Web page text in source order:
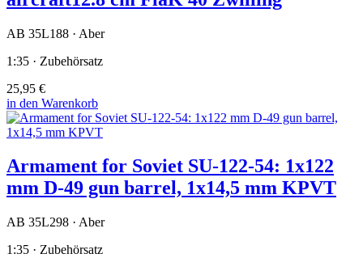
AB 35L188 · Aber
1:35 · Zubehörsatz
25,95 €
in den Warenkorb
Armament for Soviet SU-122-54: 1x122
mm D-49 gun barrel, 1x14,5 mm KPVT
AB 35L298 · Aber
1:35 · Zubehörsatz